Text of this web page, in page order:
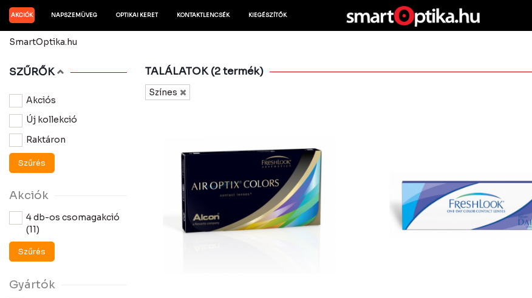
AKCIÓK NAPSZEMÜVEG OPTIKAI KERET KONTAKTLENCSÉK KIEGÉSZÍTŐK
SmartOptika.hu
SZŰRŐK
Akciós
Új kollekció
Raktáron
Szűrés
Akciók
4 db-os csomagakció
(11)
Szűrés
Gyártók
TALÁLATOK (2 termék)
Színes